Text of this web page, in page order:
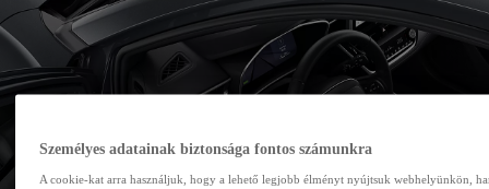
Személyes adatainak biztonsága fontos számunkra
A cookie-kat arra használjuk, hogy a lehető legjobb élményt nyújtsuk webhelyünkön,